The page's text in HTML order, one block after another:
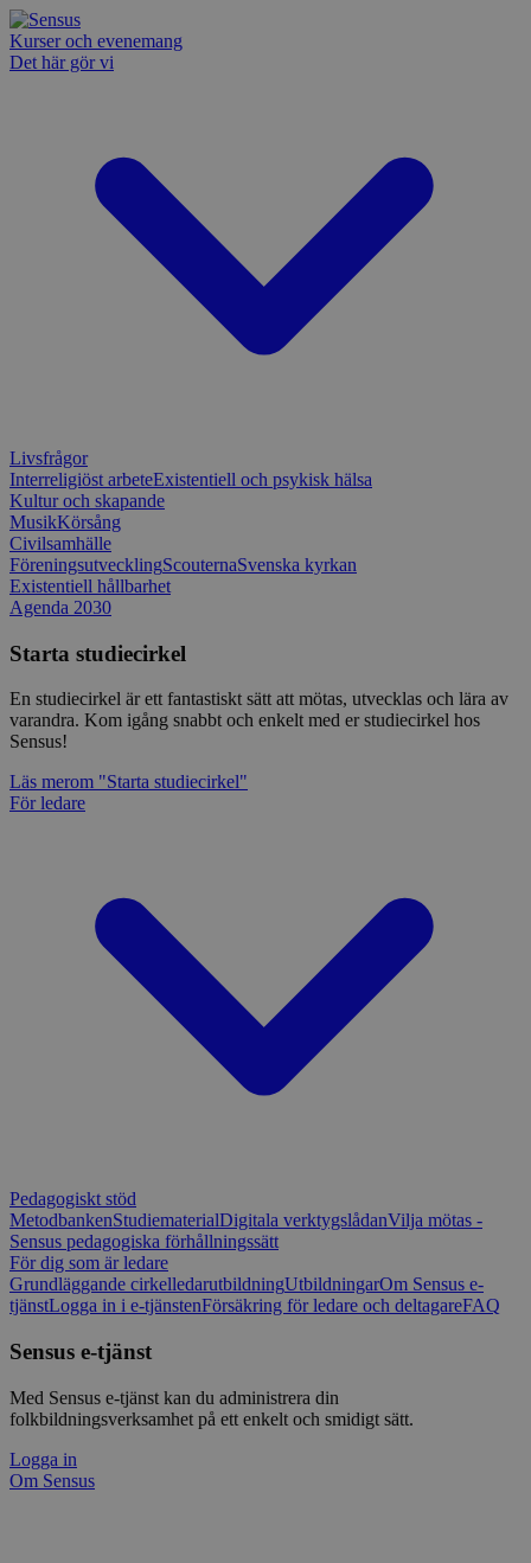
Kurser och evenemang
Det här gör vi
Livsfrågor
Interreligiöst arbeteExistentiell och psykisk hälsa
Kultur och skapande
MusikKörsång
Civilsamhälle
FöreningsutvecklingScouternaSvenska kyrkan
Existentiell hållbarhet
Agenda 2030
Starta studiecirkel
En studiecirkel är ett fantastiskt sätt att mötas, utvecklas och lära av
varandra. Kom igång snabbt och enkelt med er studiecirkel hos
Sensus!
Läs merom "Starta studiecirkel"
För ledare
Pedagogiskt stöd
MetodbankenStudiematerialDigitala verktygslådanVilja mötas -
Sensus pedagogiska förhållningssätt
För dig som är ledare
Grundläggande cirkelledarutbildningUtbildningarOm Sensus e-
tjänstLogga in i e-tjänstenFörsäkring för ledare och deltagareFAQ
Sensus e-tjänst
Med Sensus e-tjänst kan du administrera din
folkbildningsverksamhet på ett enkelt och smidigt sätt.
Logga in
Om Sensus